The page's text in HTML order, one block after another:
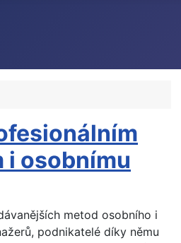
i osobnímu
metod osobního i
podnikatelé díky němu